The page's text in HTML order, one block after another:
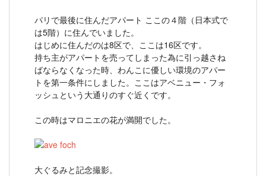
パリで最後に住んだアパート ここの４階（日本式で
は5階）に住んでいました。
はじめに住んだのは8区で、ここは16区です。
持ち主がアパートを売ってしまった為に引っ越さね
ばならなくなった時、わんこに優しい環境のアパー
トを第一条件にしました。ここはアベニュー・フォ
ッシュという大通りのすぐ近くです。
この時はマロニエの花が満開でした。
大ぐるみと記念撮影。